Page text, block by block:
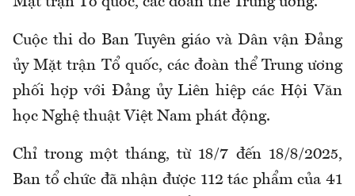
Cuộc thi do Ban Tuyên giáo và Dân vận Đảng
ủy Mặt trận Tổ quốc, các đoàn thể Trung ương
phối hợp với Đảng ủy Liên hiệp các Hội Văn
học Nghệ thuật Việt Nam phát động.
Chỉ trong một tháng, từ 18/7 đến 18/8/2025,
Ban tổ chức đã nhận được 112 tác phẩm của 41